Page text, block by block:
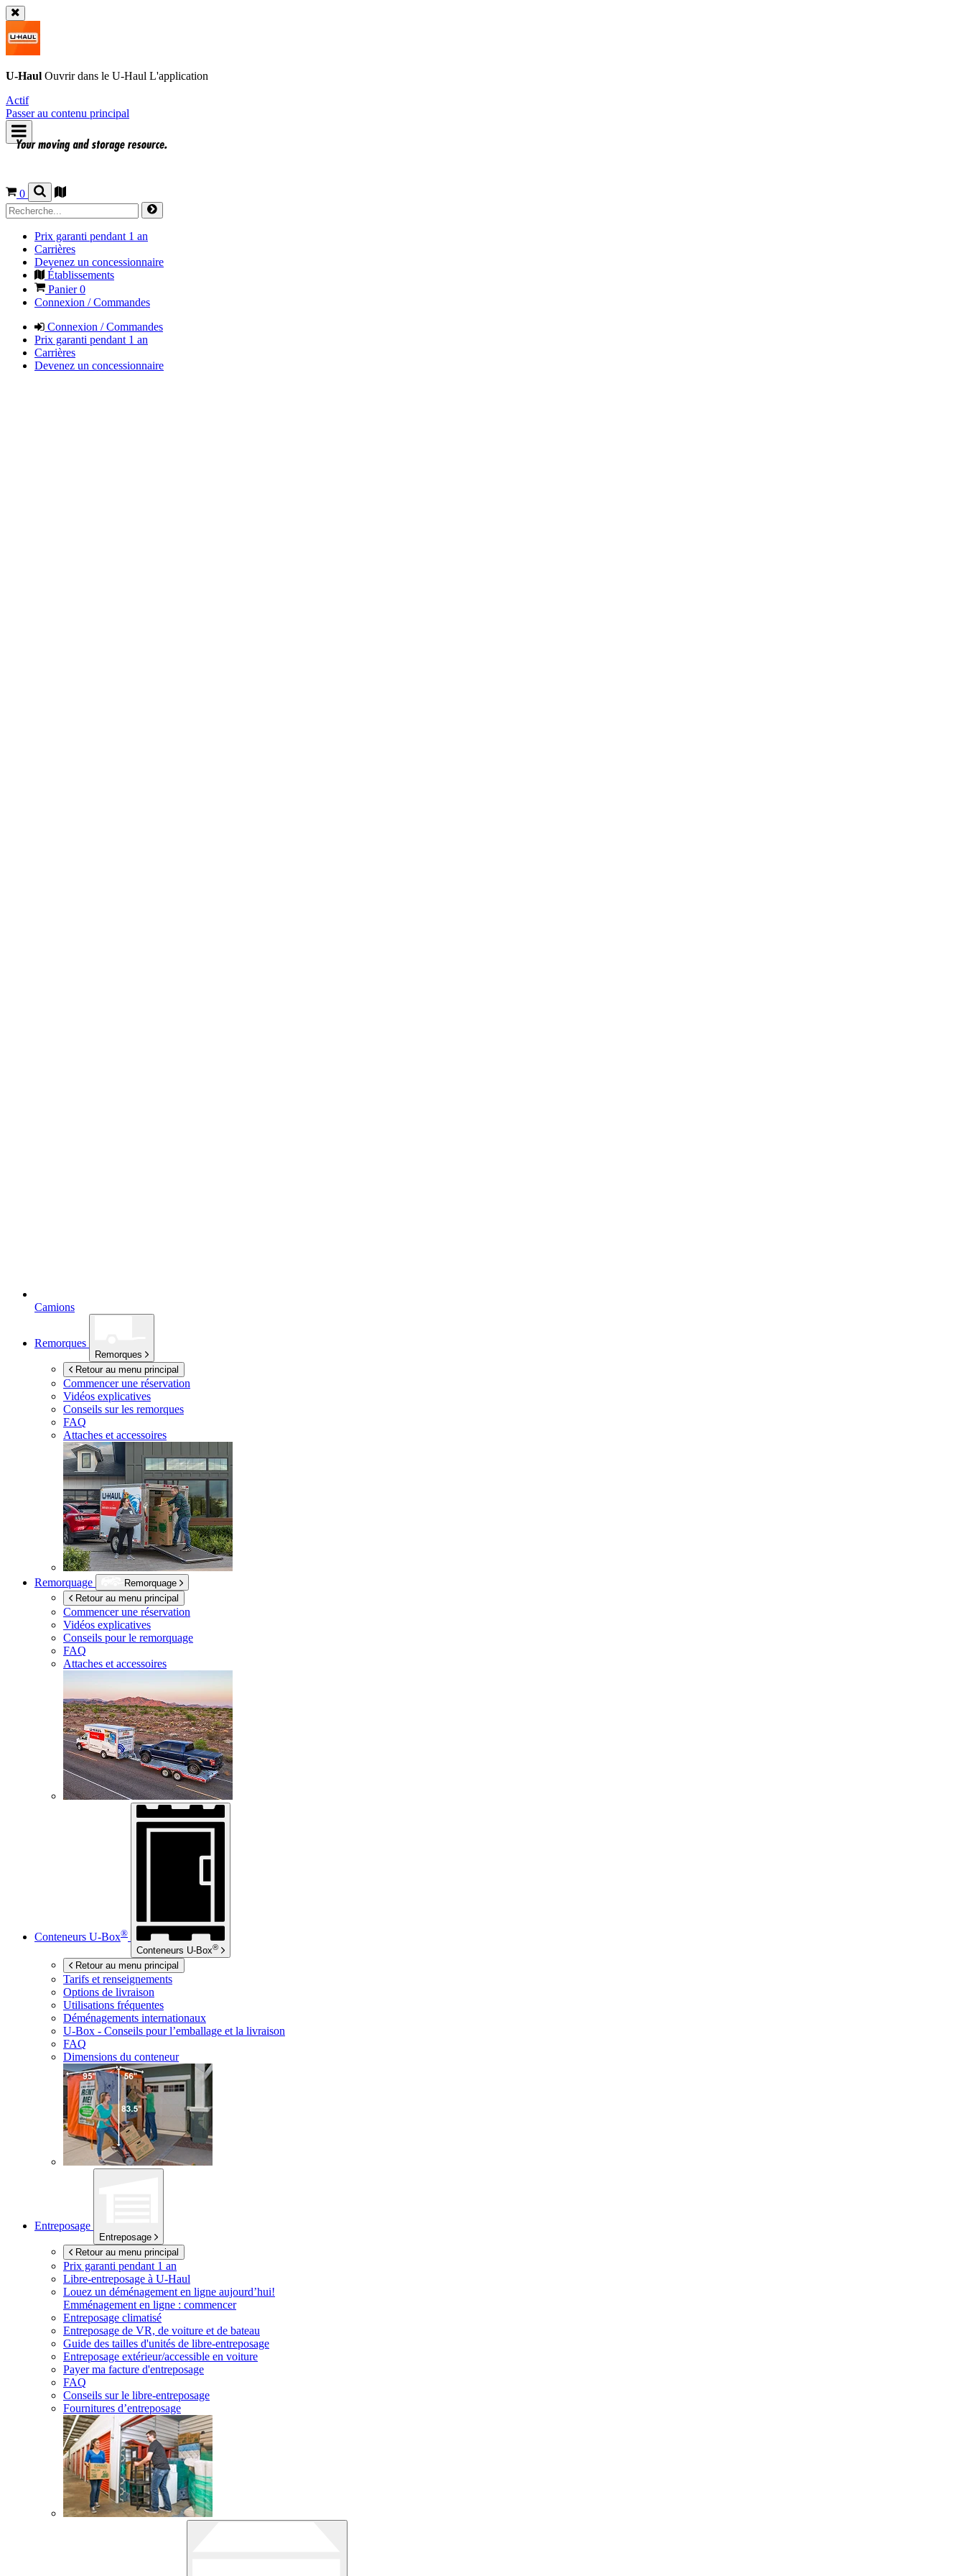
U-Haul Ouvrir dans le U-Haul L'application
Actif
Passer au contenu principal
0
Prix garanti pendant 1 an
Carrières
Devenez un concessionnaire
Établissements
Panier0
Connexion / Commandes
Connexion / Commandes
Prix garanti pendant 1 an
Carrières
Devenez un concessionnaire
Camions
Remorques
Remorques
Retour au menu principal
Commencer une réservation
Vidéos explicatives
Conseils sur les remorques
FAQ
Attaches et accessoires
Remorquage
Remorquage
Retour au menu principal
Commencer une réservation
Vidéos explicatives
Conseils pour le remorquage
FAQ
Attaches et accessoires
Conteneurs U-Box®
Conteneurs U-Box®
Retour au menu principal
Tarifs et renseignements
Options de livraison
Utilisations fréquentes
Déménagements internationaux
U-Box - Conseils pour l’emballage et la livraison
FAQ
Dimensions du conteneur
Entreposage
Entreposage
Retour au menu principal
Prix garanti pendant 1 an
Libre-entreposage à U-Haul
Louez un déménagement en ligne aujourd’hui!
Emménagement en ligne : commencer
Entreposage climatisé
Entreposage de VR, de voiture et de bateau
Guide des tailles d'unités de libre-entreposage
Entreposage extérieur/accessible en voiture
Payer ma facture d'entreposage
FAQ
Conseils sur le libre-entreposage
Fournitures d’entreposage